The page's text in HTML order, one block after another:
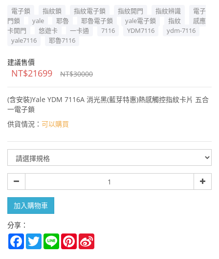
電子鎖 指紋鎖 指紋電子鎖 指紋開門 指紋辨識
電子
門鎖
yale 耶魯 耶魯電子鎖 yale電子鎖 指紋
感應
卡開門
悠遊卡 一卡通 7116 YDM7116
ydm-7116
yale7116
耶魯7116
建議售價
NT$21699 NT$30000
(含安裝)Yale YDM 7116A 消光黑(藍芽特惠)熱感觸控指紋卡片 五合
一電子鎖
供貨情況： 可以購買
格
量
加入購物車
分享：
FacebookTwitterLine Pinterest